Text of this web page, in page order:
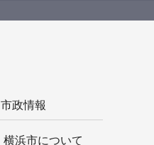
市政情報
横浜市について